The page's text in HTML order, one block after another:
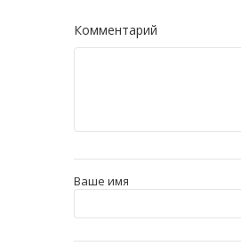
Комментарий
Ваше имя